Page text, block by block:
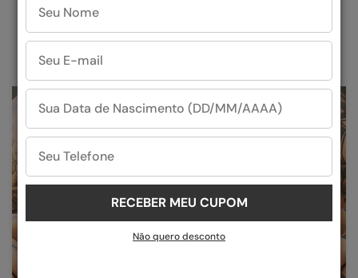
Destaque-se da multidão
característico da Evoke.
RECEBER MEU CUPOM
Não quero desconto